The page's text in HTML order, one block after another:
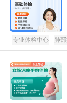
专业体检中心 肺
甲状腺疾病
女士